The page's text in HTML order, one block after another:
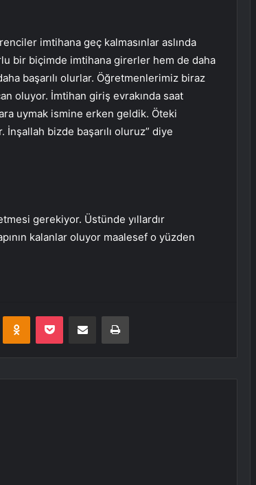
imtihana geç kalmasınlar aslında
bir biçimde imtihana girerler hem de daha
başarılı olurlar. Öğretmenlerimiz biraz
oluyor. İmtihan giriş evrakında saat
uymak ismine erken geldik. Öteki
İnşallah bizde başarılı oluruz” diye
gerekiyor. Üstünde yıllardır
kalanlar oluyor maalesef o yüzden
Odnoklassniki
Pocket E-Posta ile paylaş Yazdır